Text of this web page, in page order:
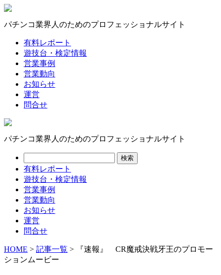
パチンコ業界人のためのプロフェッショナルサイト
有料レポート
遊技台・検定情報
営業事例
営業動向
お知らせ
運営
問合せ
パチンコ業界人のためのプロフェッショナルサイト
有料レポート
遊技台・検定情報
営業事例
営業動向
お知らせ
運営
問合せ
HOME > 記事一覧 > 『速報』 CR魔戒決戦牙王のプロモー
ションムービー